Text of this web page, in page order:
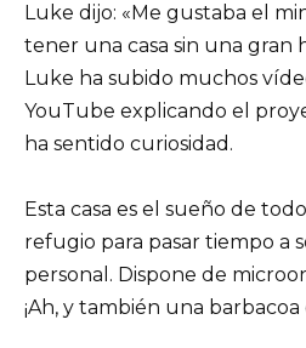
Luke dijo: «Me gustaba el
tener una casa sin una gran
Luke ha subido muchos
YouTube explicando el
ha sentido curiosidad.
Esta casa es el sueño de
refugio para pasar tiempo a
personal. Dispone de
¡Ah, y también una